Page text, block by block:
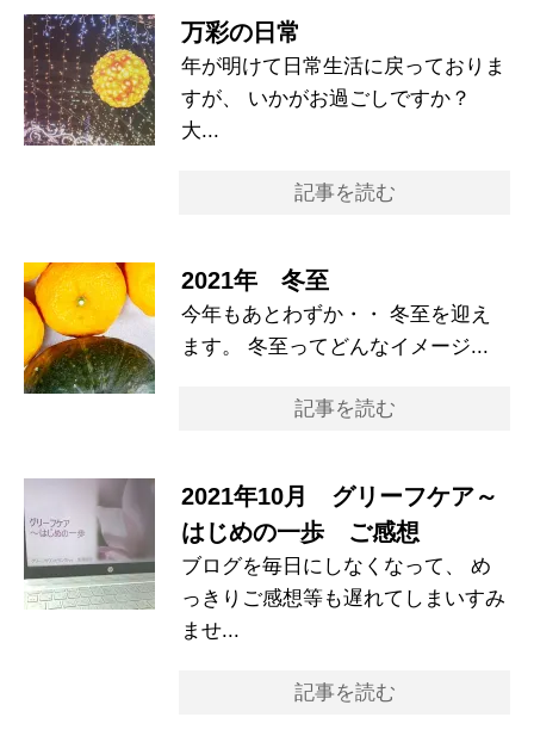
万彩の日常
年が明けて日常生活に戻っておりま
すが、 いかがお過ごしですか？
大...
記事を読む
2021年 冬至
今年もあとわずか・・ 冬至を迎え
ます。 冬至ってどんなイメージ...
記事を読む
2021年10月 グリーフケア～
はじめの一歩 ご感想
ブログを毎日にしなくなって、 め
っきりご感想等も遅れてしまいすみ
ませ...
記事を読む